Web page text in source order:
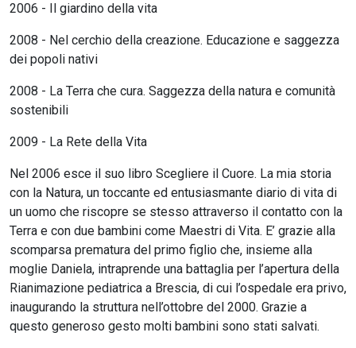
2006 - Il giardino della vita
2008 - Nel cerchio della creazione. Educazione e saggezza
dei popoli nativi
2008 - La Terra che cura. Saggezza della natura e comunità
sostenibili
2009 - La Rete della Vita
Nel 2006 esce il suo libro Scegliere il Cuore. La mia storia
con la Natura, un toccante ed entusiasmante diario di vita di
un uomo che riscopre se stesso attraverso il contatto con la
Terra e con due bambini come Maestri di Vita. E’ grazie alla
scomparsa prematura del primo figlio che, insieme alla
moglie Daniela, intraprende una battaglia per l’apertura della
Rianimazione pediatrica a Brescia, di cui l’ospedale era privo,
inaugurando la struttura nell’ottobre del 2000. Grazie a
questo generoso gesto molti bambini sono stati salvati.